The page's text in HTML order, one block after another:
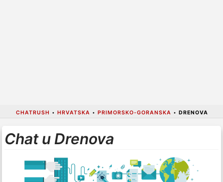
CHATRUSH • HRVATSKA • PRIMORSKO-GORANSKA • DRENOVA
Chat u Drenova